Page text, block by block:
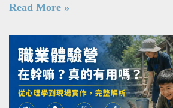
Read More »